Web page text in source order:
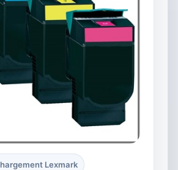
Lexmark